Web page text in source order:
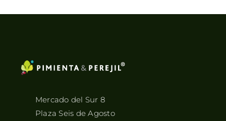
Mercado del Sur 8
Plaza Seis de Agosto